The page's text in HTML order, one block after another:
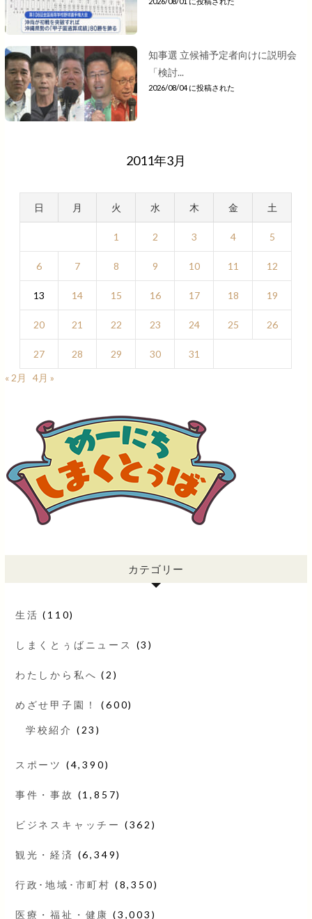
知事選 立候補予定者向けに説明会
「検討...
2026/08/04 に投稿された
2011年3月
日 月 火 水 木 金 土
1 2 3 4 5
6 7 8 9 10 11 12
13 14 15 16 17 18 19
20 21 22 23 24 25 26
27 28 29 30
31
« 2月
4月 »
カテゴリー
生活 (110)
しまくとぅばニュース (3)
わたしから私へ (2)
めざせ甲子園！ (600)
学校紹介 (23)
スポーツ (4,390)
事件・事故 (1,857)
ビジネスキャッチー (362)
観光・経済 (6,349)
行政･地域･市町村 (8,350)
医療・福祉・健康 (3,003)